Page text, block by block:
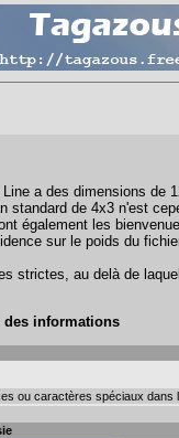
Line a des dimensions
standard de 4x3 n'est
également les
sur le poids du
strictes, au delà de
des informations
ou caractères spéciaux dans